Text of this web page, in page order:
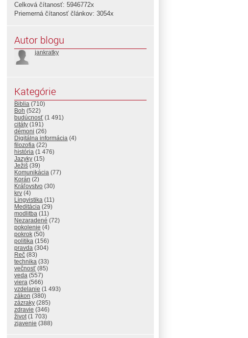
Celková čítanosť: 5946772x
Priemerná čítanosť článkov: 3054x
Autor blogu
jankratky
Kategórie
Biblia (710)
Boh (522)
budúcnosť (1 491)
citáty (191)
démoni (26)
Digitálna informácia (4)
filozofia (22)
história (1 476)
Jazyky (15)
Ježiš (39)
Komunikácia (77)
Korán (2)
Kráľovstvo (30)
krv (4)
Lingvistika (11)
Meditácia (29)
modlitba (11)
Nezaradené (72)
pokolenie (4)
pokrok (50)
politika (156)
pravda (304)
Reč (83)
technika (33)
večnosť (85)
veda (557)
viera (566)
vzdelanie (1 493)
zákon (380)
zázraky (285)
zdravie (346)
život(1 703)
zjavenie (388)